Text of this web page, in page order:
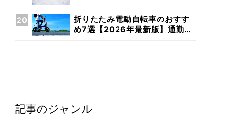
折りたたみ電動自転車のおすす
め7選【2026年最新版】通勤・
記事のジャンル